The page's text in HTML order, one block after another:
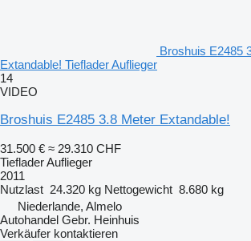
Broshuis E2485
Extandable! Tieflader Auflieger
14
VIDEO
Broshuis E2485 3.8 Meter Extandable!
31.500 € ≈ 29.310 CHF
Tieflader Auflieger
2011
Nutzlast 24.320 kg Nettogewicht 8.680 kg
Niederlande, Almelo
Autohandel Gebr. Heinhuis
Verkäufer kontaktieren